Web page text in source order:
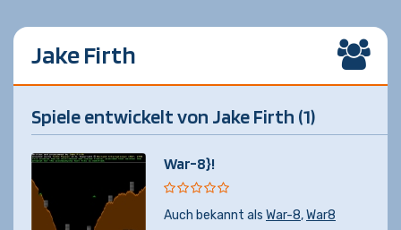
Jake Firth
Spiele entwickelt von Jake Firth (1)
War-8}!
Auch bekannt als War-8,War8